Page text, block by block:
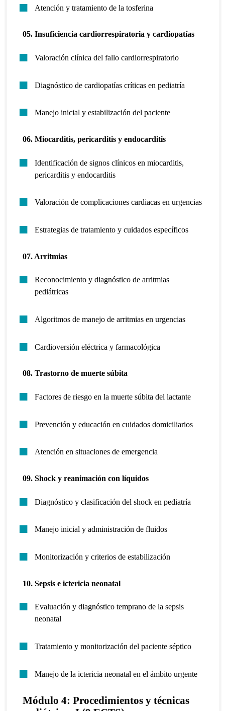
Atención y tratamiento de la tosferina
05. Insuficiencia cardiorrespiratoria y cardiopatías
Valoración clínica del fallo cardiorrespiratorio
Diagnóstico de cardiopatías críticas en pediatría
Manejo inicial y estabilización del paciente
06. Miocarditis, pericarditis y endocarditis
Identificación de signos clínicos en miocarditis,
pericarditis y endocarditis
Valoración de complicaciones cardiacas en urgencias
Estrategias de tratamiento y cuidados específicos
07. Arritmias
Reconocimiento y diagnóstico de arritmias
pediátricas
Algoritmos de manejo de arritmias en urgencias
Cardioversión eléctrica y farmacológica
08. Trastorno de muerte súbita
Factores de riesgo en la muerte súbita del lactante
Prevención y educación en cuidados domiciliarios
Atención en situaciones de emergencia
09. Shock y reanimación con líquidos
Diagnóstico y clasificación del shock en pediatría
Manejo inicial y administración de fluidos
Monitorización y criterios de estabilización
10. Sepsis e ictericia neonatal
Evaluación y diagnóstico temprano de la sepsis
neonatal
Tratamiento y monitorización del paciente séptico
Manejo de la ictericia neonatal en el ámbito urgente
Módulo 4: Procedimientos y técnicas